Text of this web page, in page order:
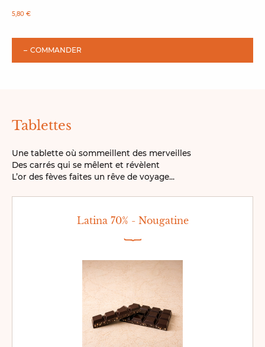
5,80 €
COMMANDER
Tablettes
Une tablette où sommeillent des merveilles
Des carrés qui se mêlent et révèlent
L’or des fèves faites un rêve de voyage...
Latina 70% - Nougatine